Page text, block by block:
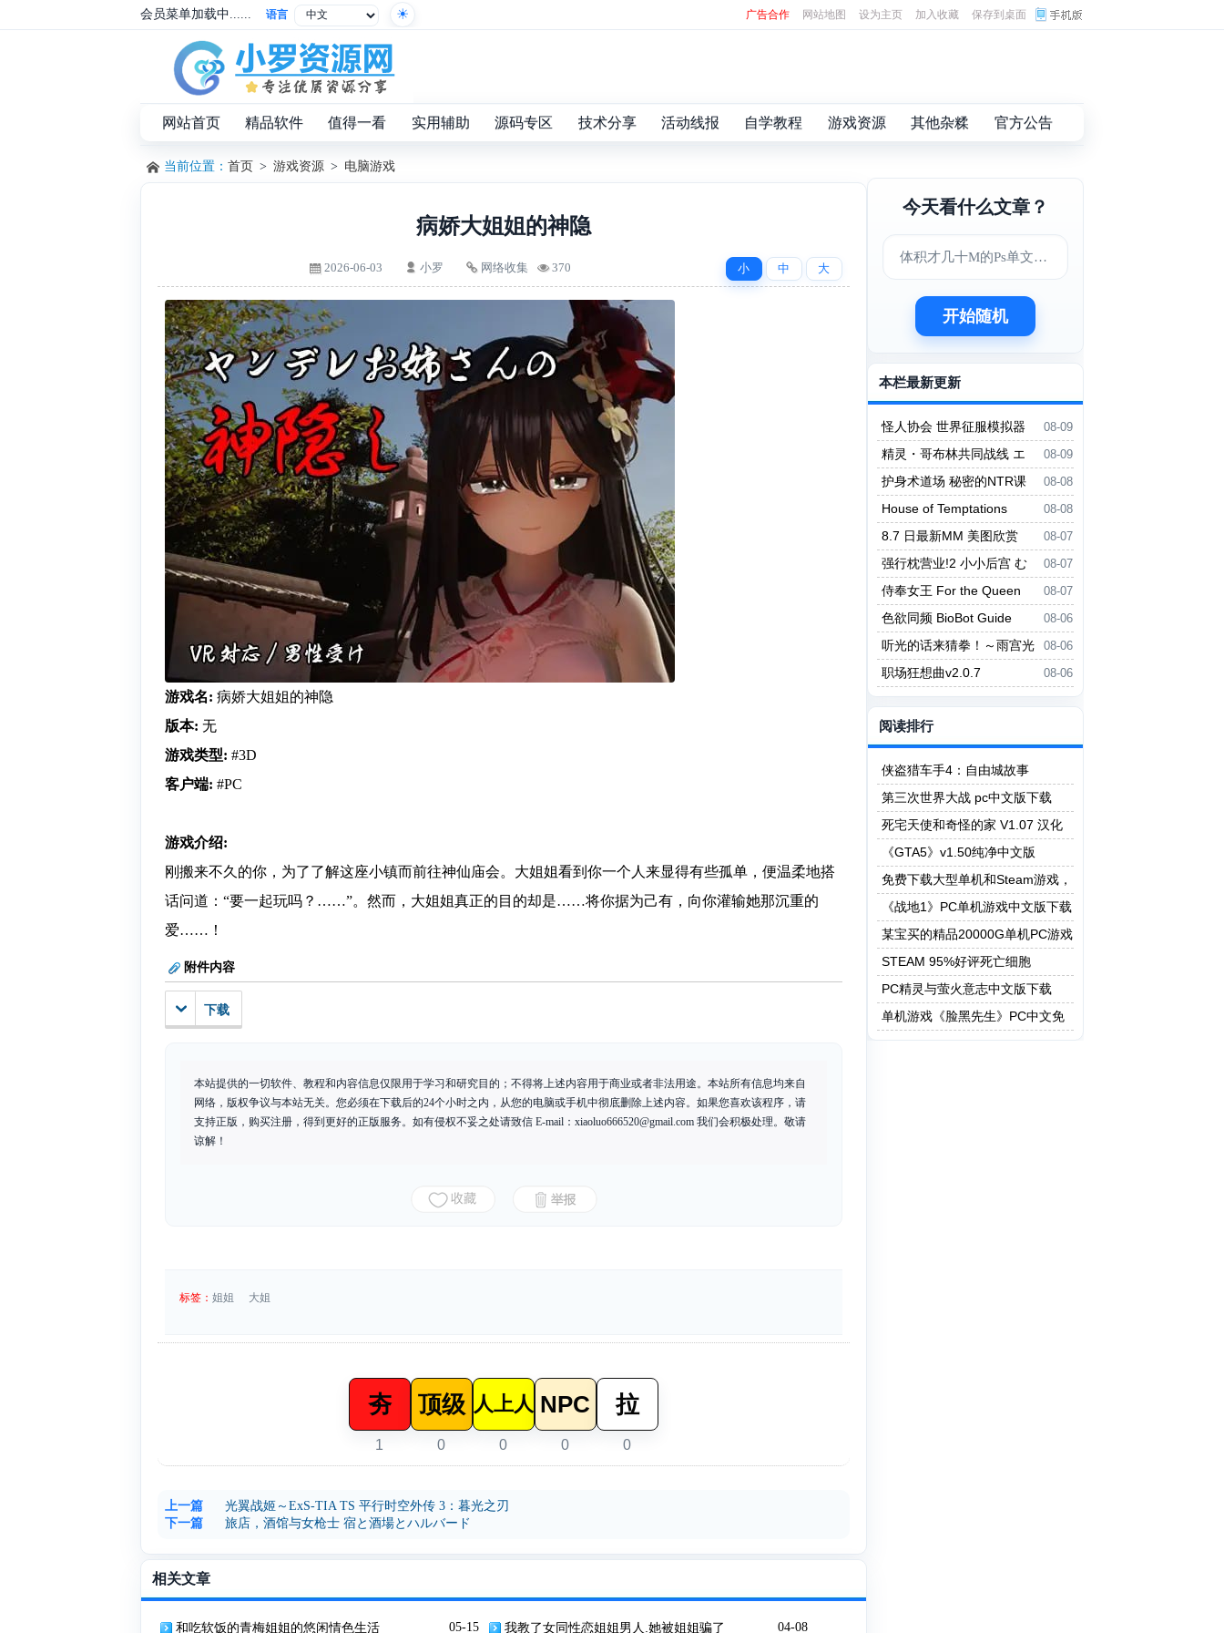
会员菜单加载中...... 语言 广告合作 网站地图 设为主页 加入收藏 保存到桌面
网站首页 精品软件 值得一看 实用辅助 源码专区 技术分享 活动线报 自学教程 游戏资源 其他杂糅 官方公告
当前位置： 首页 > 游戏资源 > 电脑游戏
病娇大姐姐的神隐
小 中 大
2026-06-03 小罗 网络收集 370
游戏名: 病娇大姐姐的神隐
版本: 无
游戏类型: #3D
客户端: #PC
游戏介绍:
刚搬来不久的你，为了了解这座小镇而前往神仙庙会。大姐姐看到你一个人来显得有些孤单，便温柔地搭
话问道：“要一起玩吗？……”。然而，大姐姐真正的目的却是……将你据为己有，向你灌输她那沉重的
爱……！
附件内容
下载
本站提供的一切软件、教程和内容信息仅限用于学习和研究目的；不得将上述内容用于商业或者非法用途。本站所有信息均来自
网络，版权争议与本站无关。您必须在下载后的24个小时之内，从您的电脑或手机中彻底删除上述内容。如果您喜欢该程序，请
支持正版，购买注册，得到更好的正版服务。如有侵权不妥之处请致信 E-mail： xiaoluo666520@gmail.com 我们会积极处理。敬请
谅解！
标签： 姐姐 大姐
夯
1
顶级
0
人上人
0
NPC
0
拉
0
上一篇
光翼战姬～ExS-TIA TS 平行时空外传 3：暮光之刃
下一篇
旅店，酒馆与女枪士 宿と酒場とハルバード
相关文章
05-15
和吃软饭的青梅姐姐的悠闲情色生活 04-08
我教了女同性恋姐姐男人.她被姐姐骗了
今天看什么文章？
体积才几十M的Ps单文件版
开始随机
本栏最新更新
08-09
怪人协会 世界征服模拟器
怪人協会 世界征服シミュレータ
ー
08-09
精灵・哥布林共同战线 エ
ルフ・ゴブリン統一戦線
08-08
护身术道场 秘密的NTR课
程 護身術道場 秘密のNTRレッス
ン
08-08
House of Temptations
08-07
8.7 日最新MM 美图欣赏
08-07
强行枕营业!2 小小后宫 む
りヤリ枕営業！2 ちっちゃなハー
レム
08-07
侍奉女王 For the Queen
08-06
色欲同频 BioBot Guide
08-06
听光的话来猜拳！～雨宫光
的深沉之爱～ ヒカリの言いなり
じゃんけん！～雨宮ヒカリの愛の
底～
08-06
职场狂想曲v2.0.7
阅读排行
侠盗猎车手4：自由城故事
第三次世界大战 pc中文版下载
死宅天使和奇怪的家 V1.07 汉化
作弊版
《GTA5》v1.50纯净中文版
免费下载大型单机和Steam游戏，
5208G资源一键快速下载
《战地1》PC单机游戏中文版下载
某宝买的精品20000G单机PC游戏
STEAM 95%好评死亡细胞
PC精灵与萤火意志中文版下载
单机游戏《脸黑先生》PC中文免
安装下载